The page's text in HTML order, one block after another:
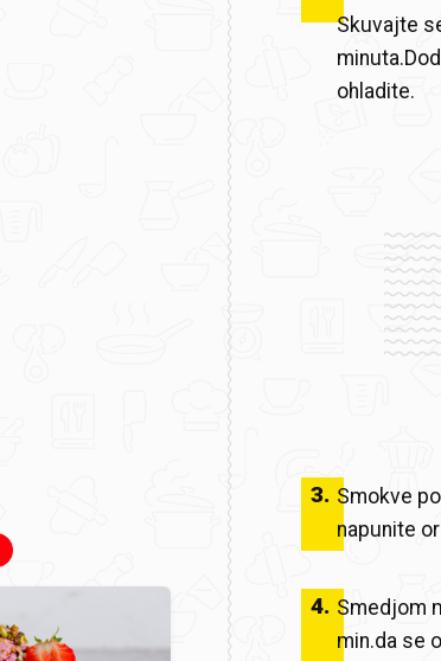
Skuvajte
ohladite.
3. Smokve
napunite
4. Smedjom
min.da se